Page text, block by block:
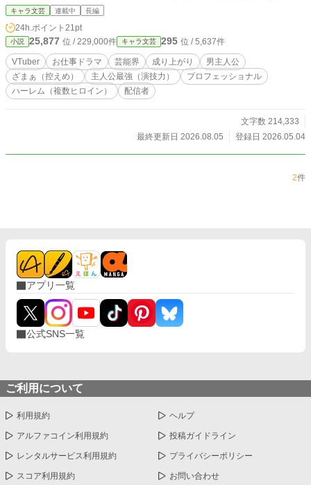
だった！ 黒いモカピスーツに身を包み、金髪碧眼の王子様キャラを演じること
になった任三郎。 「中身が変わった」と気づいたアンチがコメント欄を荒らす
中、任三郎は舞台で培った狂気的なまでの「憑依の演技」で、アンチを、ファン
を、そして運営すらも圧倒し黙らせていく。 敏腕プロデューサー、天才絵師、
特定厨の女子高生、リアルのトップ女優、果ては海外のメガインフルエンサーま
で。 「ガワ」の裏側でうごめくヒロインたちの思惑を、規格外の「魂」でねじ
伏せていく、おっさん俳優のバーチャル成り上がりお仕事ドラマ、開幕！
キャラ文芸 連載中 長編
24h.ポイント 21pt
小説 25,877 位 / 229,000件 キャラ文芸 295 位 / 5,637件
VTuber お仕事ドラマ 芸能界 成り上がり
男主人公
ざまぁ（控えめ）
主人公最強（演技力）
プロフェッショナル
ハーレム（複数ヒロイン）
配信者
文字数 214,333
最終更新日 2026.08.05
登録日 2026.05.04
2件
アプリ一覧
公式SNS一覧
ご利用について
利用規約 ヘルプ
アルファコイン利用規約 投稿ガイドライン
レンタルサービス利用規約 プライバシーポリシー
スコア利用規約 お問い合わせ